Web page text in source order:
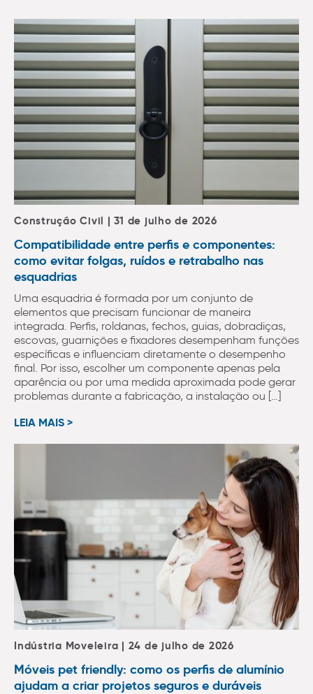
Construção Civil | 31 de julho de 2026
Compatibilidade entre perfis e componentes:
como evitar folgas, ruídos e retrabalho nas
esquadrias
Uma esquadria é formada por um conjunto de
elementos que precisam funcionar de maneira
integrada. Perfis, roldanas, fechos, guias, dobradiças,
escovas, guarnições e fixadores desempenham funções
específicas e influenciam diretamente o desempenho
final. Por isso, escolher um componente apenas pela
aparência ou por uma medida aproximada pode gerar
problemas durante a fabricação, a instalação ou […]
LEIA MAIS >
Indústria Moveleira | 24 de julho de 2026
Móveis pet friendly: como os perfis de alumínio
ajudam a criar projetos seguros e duráveis